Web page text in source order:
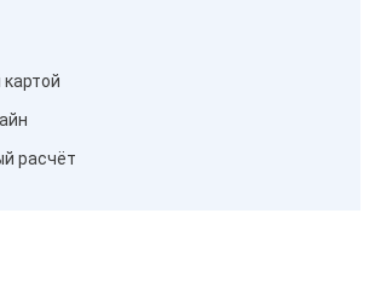
картой
расчёт